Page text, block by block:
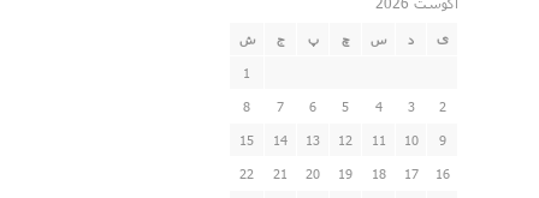
ی د س چ پ ج ش
1
2
3
4
5
6
7
8
9
10
11
12
13
14
15
16
17
18
19
20
21
22